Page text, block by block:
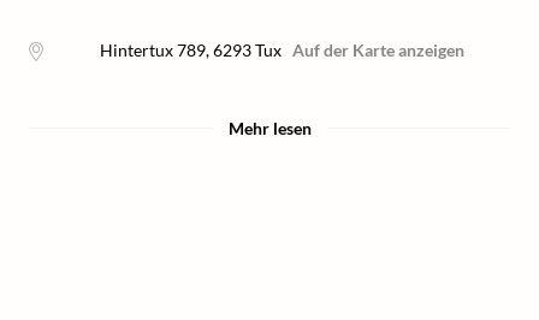
Hintertux 789,6293Tux Auf der Karte anzeigen
Mehr lesen